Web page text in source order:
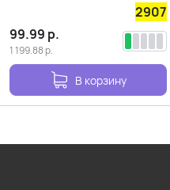
2907
99.99 р.
1 199.88р.
В корзину